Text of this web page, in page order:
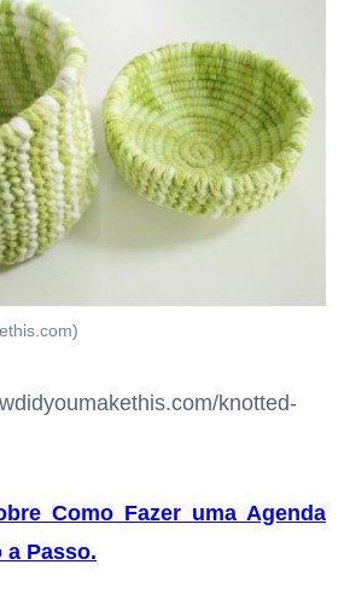
knotted-
Como Fazer uma Agenda
a Passo.